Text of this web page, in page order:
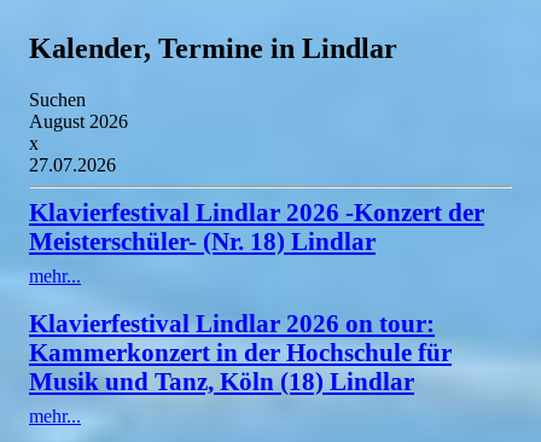
Kalender, Termine in Lindlar
Suchen
August 2026
x
27.07.2026
Klavierfestival Lindlar 2026 -Konzert der
Meisterschüler- (Nr. 18) Lindlar
mehr...
Klavierfestival Lindlar 2026 on tour:
Kammerkonzert in der Hochschule für
Musik und Tanz, Köln (18) Lindlar
mehr...